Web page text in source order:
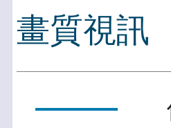
畫質視訊